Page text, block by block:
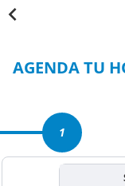
AGENDA TU
1